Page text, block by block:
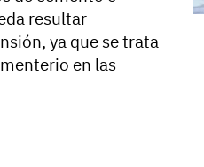
resultar
ya que se trata
en las